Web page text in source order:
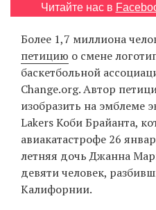
EN
UA
Читайте нас в
Более 1,7 миллиона
петицию о смене
баскетбольной
Change.org. Автор
изобразить на эмблеме
Lakers Коби Брайанта,
авиакатастрофе 26
летняя дочь Джанна
девяти человек,
Калифорнии.